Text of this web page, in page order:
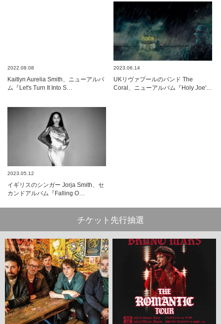
2022.08.08
Kaitlyn Aurelia Smith、ニューアルバ
ム『Let's Turn It Into S…
2023.06.14
UKリヴァプールのバンド The
Coral、ニューアルバム『Holy Joe'…
2023.05.12
イギリスのシンガー Jorja Smith、セ
カンドアルバム『Falling O…
チケット先行抽選